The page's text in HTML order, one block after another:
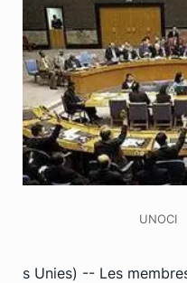
UNOCI
s Unies) -- Les